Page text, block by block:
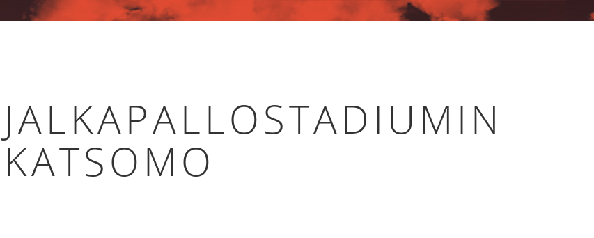
JALKAPALLOSTADIUMIN
KATSOMO